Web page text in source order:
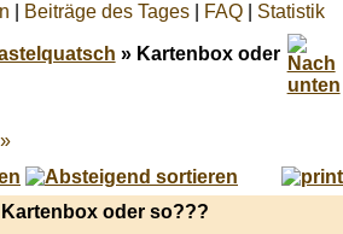
Beiträge des Tages FAQ Statistik
» Kartenbox oder
oder so???